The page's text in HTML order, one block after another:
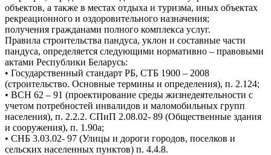
объектов, а также в местах отдыха и туризма, иных объектах
рекреационного и оздоровительного назначения;
получения гражданами полного комплекса услуг.
Правила строительства пандуса, уклон и составные части
пандуса, определяется следующими нормативно – правовыми
актами Республики Беларусь:
• Государственный стандарт РБ, СТБ 1900 – 2008
(строительство. Основные термины и определения), п. 2.124;
• ВСН 62 – 91 (проектирование среды жизнедеятельности с
учетом потребностей инвалидов и маломобильных групп
населения), п. 2.2.2. СПиП 2.08.02- 89 (Общественные здания
и сооружения), п. 1.90а;
• СНБ 3.03.02- 97 (Улицы и дороги городов, поселков и
сельских населенных пунктов) п. 4.4.8.